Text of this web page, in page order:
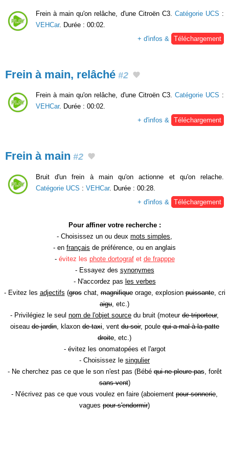
Frein à main qu'on relâche, d'une Citroën C3. Catégorie UCS :
VEHCar. Durée : 00:02.
+ d'infos &
Téléchargement
Frein à main, relâché #2
Frein à main qu'on relâche, d'une Citroën C3. Catégorie UCS :
VEHCar. Durée : 00:02.
+ d'infos & Téléchargement
Frein à main #2
Bruit d'un frein à main qu'on actionne et qu'on relache.
Catégorie UCS : VEHCar. Durée : 00:28.
+ d'infos & Téléchargement
Pour affiner votre recherche :
- Choisissez un ou deux mots simples,
- en français de préférence, ou en anglais
- évitez les phote dortografet de frapppe
- Essayez des synonymes
- N'accordez pas les verbes
- Evitez les adjectifs (groschat,magnifiqueorage, explosionpuissante, cri
aigu, etc.)
- Privilégiez le seul nom de l'objet source du bruit (moteur de triporteur,
oiseaude jardin, klaxonde taxi, ventdu soir, poulequi a mal à la patte
droite, etc.)
- évitez les onomatopées et l'argot
- Choisissez le singulier
- Ne cherchez pas ce que le son n'est pas (Bébéqui ne pleure pas, forêt
sans vent)
- N'écrivez pas ce que vous voulez en faire (aboiement pour sonnerie,
vagues pour s'endormir)